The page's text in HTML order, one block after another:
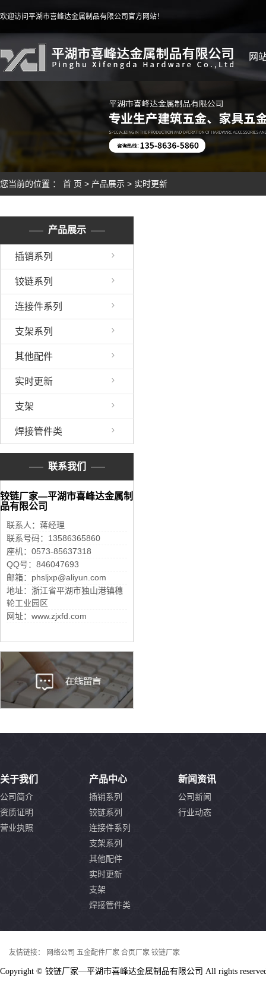
欢迎访问平湖市喜峰达金属制品有限公司官方网站！
网
您当前的位置 ： 首 页 > 产品展示 > 实时更新
产品展示
插销系列
铰链系列
连接件系列
支架系列
其他配件
实时更新
支架
焊接管件类
联系我们
铰链厂家—平湖市喜峰达金属制
品有限公司
联系人：蒋经理
联系号码：13586365860
座机：0573-85637318
QQ号：846047693
邮箱：phsljxp@aliyun.com
地址：浙江省平湖市独山港镇穗
轮工业园区
网址：www.zjxfd.com
关于我们
公司简介
资质证明
营业执照
产品中心
插销系列
铰链系列
连接件系列
支架系列
其他配件
实时更新
支架
焊接管件类
新闻资讯
公司新闻
行业动态
友情链接： 网络公司 五金配件厂家 合页厂家 铰链厂家
Copyright © 铰链厂家—平湖市喜峰达金属制品有限公司 All rights